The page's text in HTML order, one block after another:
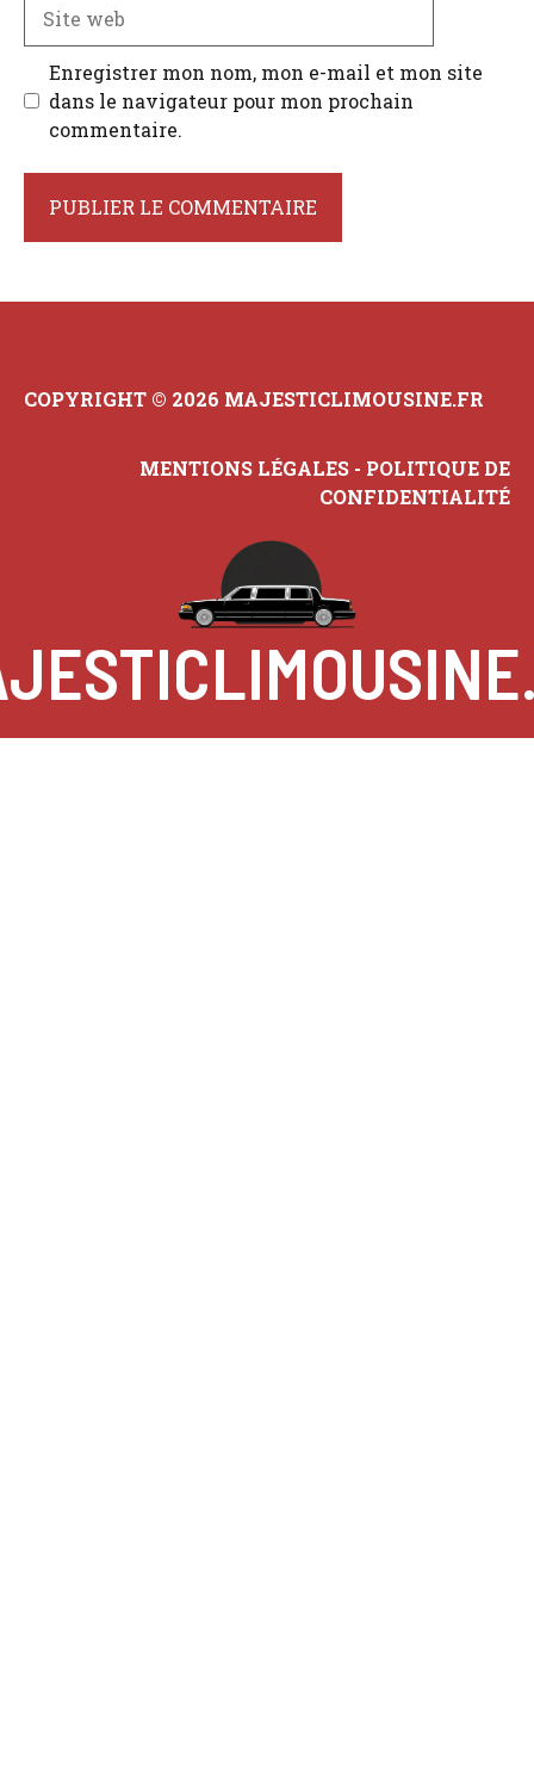
web
Enregistrer mon nom, mon e-mail et mon site
dans le navigateur pour mon prochain
commentaire.
COPYRIGHT © 2026 MAJESTICLIMOUSINE.FR
MENTIONS LÉGALES - POLITIQUE DE
CONFIDENTIALITÉ